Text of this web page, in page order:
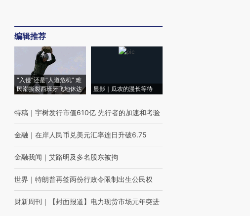
编辑推荐
“入侵”还是“人道危机” 难
民潮撕裂西班牙飞地休达
显影｜瓜农的漫长等待
特稿 ｜ 宇树发行市值610亿 先行者的加速和考验
金融 ｜ 在岸人民币兑美元汇率连日升破6.75
金融我闻 ｜ 艾路明及多名股东被拘
世界 ｜ 特朗普再签两份行政令限制出生公民权
财新周刊 ｜ 【封面报道】电力现货市场元年突进